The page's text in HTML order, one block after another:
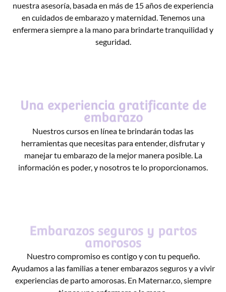
nuestra asesoría, basada en más de 15 años de experiencia
en cuidados de embarazo y maternidad. Tenemos una
enfermera siempre a la mano para brindarte tranquilidad y
seguridad.
Una experiencia gratificante de
embarazo
Nuestros cursos en línea te brindarán todas las
herramientas que necesitas para entender, disfrutar y
manejar tu embarazo de la mejor manera posible. La
información es poder, y nosotros te lo proporcionamos.
Embarazos seguros y partos
amorosos
Nuestro compromiso es contigo y con tu pequeño.
Ayudamos a las familias a tener embarazos seguros y a vivir
experiencias de parto amorosas. En Maternar.co, siempre